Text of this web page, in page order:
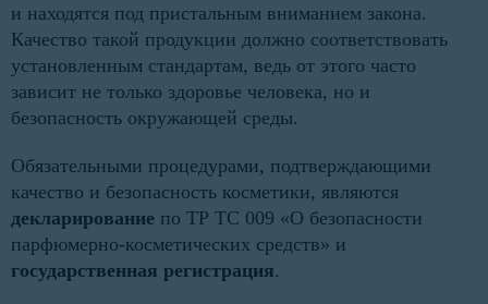
и находятся под пристальным вниманием закона.
Качество такой продукции должно соответствовать
установленным стандартам, ведь от этого часто
зависит не только здоровье человека, но и
безопасность окружающей среды.
Обязательными процедурами, подтверждающими
качество и безопасность косметики, являются
декларирование по ТР ТС 009 «О безопасности
парфюмерно-косметических средств» и
государственная регистрация.